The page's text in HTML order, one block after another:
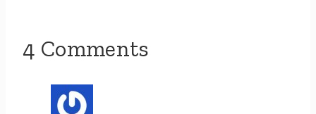
4 Comments